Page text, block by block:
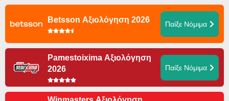
Betsson Αξιολόγηση 2026 Παίξε Νόμιμα
Pamestoixima Αξιολόγηση
2026
Παίξε Νόμιμα